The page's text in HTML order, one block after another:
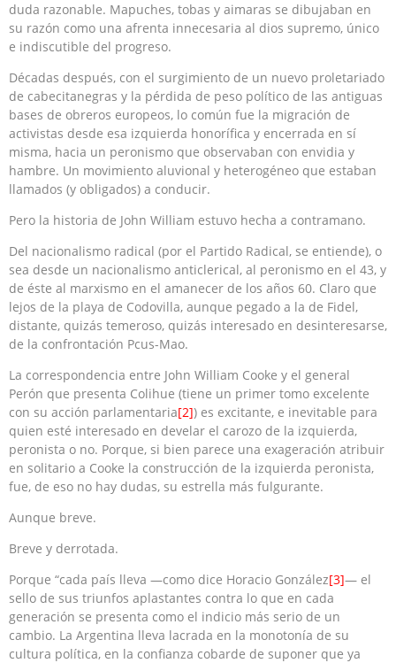
duda razonable. Mapuches, tobas y aimaras se dibujaban en
su razón como una afrenta innecesaria al dios supremo, único
e indiscutible del progreso.
Décadas después, con el surgimiento de un nuevo proletariado
de cabecitanegras y la pérdida de peso político de las antiguas
bases de obreros europeos, lo común fue la migración de
activistas desde esa izquierda honorífica y encerrada en sí
misma, hacia un peronismo que observaban con envidia y
hambre. Un movimiento aluvional y heterogéneo que estaban
llamados (y obligados) a conducir.
Pero la historia de John William estuvo hecha a contramano.
Del nacionalismo radical (por el Partido Radical, se entiende), o
sea desde un nacionalismo anticlerical, al peronismo en el 43, y
de éste al marxismo en el amanecer de los años 60. Claro que
lejos de la playa de Codovilla, aunque pegado a la de Fidel,
distante, quizás temeroso, quizás interesado en desinteresarse,
de la confrontación Pcus-Mao.
La correspondencia entre John William Cooke y el general
Perón que presenta Colihue (tiene un primer tomo excelente
con su acción parlamentaria[2]) es excitante, e inevitable para
quien esté interesado en develar el carozo de la izquierda,
peronista o no. Porque, si bien parece una exageración atribuir
en solitario a Cooke la construcción de la izquierda peronista,
fue, de eso no hay dudas, su estrella más fulgurante.
Aunque breve.
Breve y derrotada.
Porque “cada país lleva —como dice Horacio González[3]— el
sello de sus triunfos aplastantes contra lo que en cada
generación se presenta como el indicio más serio de un
cambio. La Argentina lleva lacrada en la monotonía de su
cultura política, en la confianza cobarde de suponer que ya